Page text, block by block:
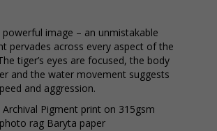
powerful image – an unmistakable
pervades across every aspect of the
tiger’s eyes are focused, the body
and the water movement suggests
and aggression.
Archival Pigment print on 315gsm
rag Baryta paper